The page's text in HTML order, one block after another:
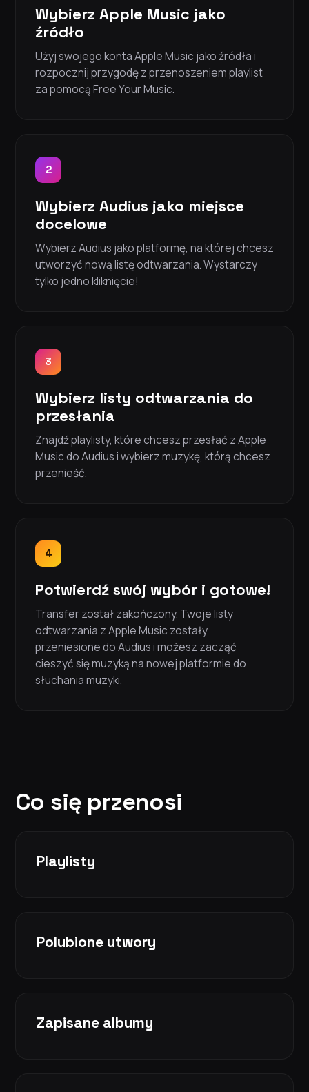
Wybierz Apple Music jako
źródło
Użyj swojego konta Apple Music jako źródła i
rozpocznij przygodę z przenoszeniem playlist
za pomocą Free Your Music.
2
Wybierz Audius jako miejsce
docelowe
Wybierz Audius jako platformę, na której chcesz
utworzyć nową listę odtwarzania. Wystarczy
tylko jedno kliknięcie!
3
Wybierz listy odtwarzania do
przesłania
Znajdź playlisty, które chcesz przesłać z Apple
Music do Audius i wybierz muzykę, którą chcesz
przenieść.
4
Potwierdź swój wybór i gotowe!
Transfer został zakończony. Twoje listy
odtwarzania z Apple Music zostały
przeniesione do Audius i możesz zacząć
cieszyć się muzyką na nowej platformie do
słuchania muzyki.
Co się przenosi
Playlisty
Polubione utwory
Zapisane albumy